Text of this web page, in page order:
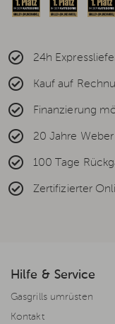
24h
Kauf auf
Finanzierung
20 Jahre
100 Tage
Zertifizierter
Hilfe & Service
Gasgrills umrüsten
Kontakt